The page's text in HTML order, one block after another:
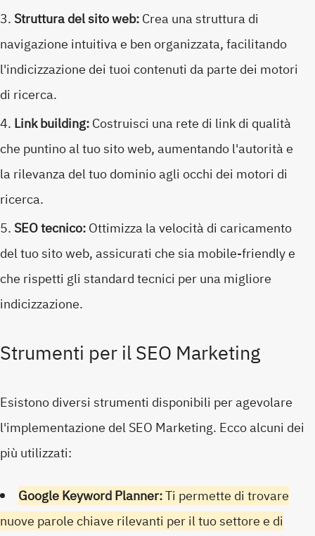
Struttura del sito web:Crea una struttura di
navigazione intuitiva e ben organizzata, facilitando
l'indicizzazione dei tuoi contenuti da parte dei motori
di ricerca.
Link building:Costruisci una rete di link di qualità
che puntino al tuo sito web, aumentando l'autorità e
la rilevanza del tuo dominio agli occhi dei motori di
ricerca.
SEO tecnico:Ottimizza la velocità di caricamento
del tuo sito web, assicurati che sia mobile-friendly e
che rispetti gli standard tecnici per una migliore
indicizzazione.
Strumenti per il SEO Marketing
Esistono diversi strumenti disponibili per agevolare
l'implementazione del SEO Marketing. Ecco alcuni dei
più utilizzati:
Google Keyword Planner:Ti permette di trovare
nuove parole chiave rilevanti per il tuo settore e di